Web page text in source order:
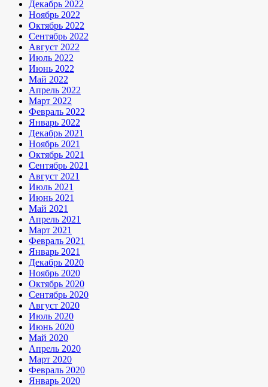
Декабрь 2022
Ноябрь 2022
Октябрь 2022
Сентябрь 2022
Август 2022
Июль 2022
Июнь 2022
Май 2022
Апрель 2022
Март 2022
Февраль 2022
Январь 2022
Декабрь 2021
Ноябрь 2021
Октябрь 2021
Сентябрь 2021
Август 2021
Июль 2021
Июнь 2021
Май 2021
Апрель 2021
Март 2021
Февраль 2021
Январь 2021
Декабрь 2020
Ноябрь 2020
Октябрь 2020
Сентябрь 2020
Август 2020
Июль 2020
Июнь 2020
Май 2020
Апрель 2020
Март 2020
Февраль 2020
Январь 2020